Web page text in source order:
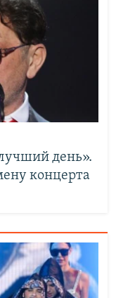
день».
концерта